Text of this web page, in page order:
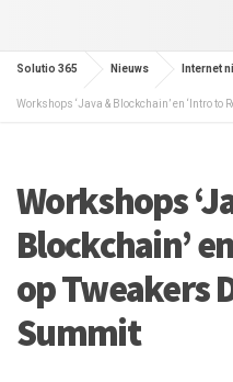
Solutio 365 Nieuws Internet
Workshops ‘Java & Blockchain’ en ‘Intro to
Workshops
Blockchain’
op Tweakers
Summit